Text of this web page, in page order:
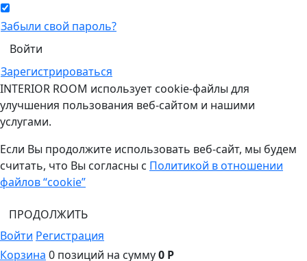
Забыли свой пароль?
Зарегистрироваться
INTERIOR ROOM использует cookie-файлы для
улучшения пользования веб-сайтом и нашими
услугами.
Если Вы продолжите использовать веб-сайт, мы будем
считать, что Вы согласны с Политикой в отношении
файлов “cookie”
ПРОДОЛЖИТЬ
Войти Регистрация
Корзина 0 позиций на сумму0 Р